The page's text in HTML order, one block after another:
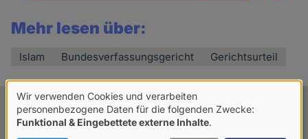
Mehr lesen über:
Islam Bundesverfassungsgericht Gerichtsurteil
Verwandte Artikel
Verwendung
von
Wir verwenden Cookies und verarbeiten
personenbezogene Daten für die folgenden Zwecke:
Funktional & Eingebettete externe Inhalte.